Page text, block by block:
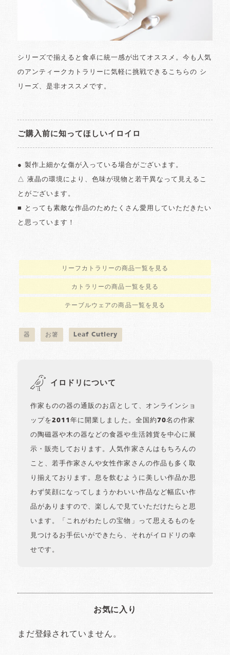
シリーズで揃えると食卓に統一感が出てオススメ。今も人気
のアンティークカトラリーに気軽に挑戦できるこちらの シ
リーズ、是非オススメです。
ご購入前に知ってほしいイロイロ
● 製作上細かな傷が入っている場合がございます。
△ 液晶の環境により、色味が現物と若干異なって見えるこ
とがございます。
■ とっても素敵な作品のためたくさん愛用していただきたい
と思っています！
リーフカトラリーの商品一覧を見る
カトラリーの商品一覧を見る
テーブルウェアの商品一覧を見る
器 お箸 Leaf Cutlery
イロドリについて
作家ものの器の通販のお店として、オンラインショ
ップを2011年に開業しました。全国約70名の作家
の陶磁器や木の器などの食器や生活雑貨を中心に展
示・販売しております。人気作家さんはもちろんの
こと、若手作家さんや女性作家さんの作品も多く取
り揃えております。息を飲むように美しい作品か思
わず笑顔になってしまうかわいい作品など幅広い作
品がありますので、楽しんで見ていただけたらと思
います。「これがわたしの宝物」って思えるものを
見つけるお手伝いができたら、それがイロドリの幸
せです。
お気に入り
まだ登録されていません。